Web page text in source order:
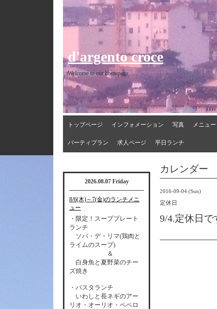
d'argento croce
Welcome to our homepage
トップページ インフォメーション 写真 メニュー
パーティプラン 求人ページ 平日ランチ
カレンダー
2016-09-04 (Sun)
定休日
9/4.定休日で
2026.08.07 Friday
8/6(木)～7(金)のランチメニ
ュー
・限定！スーププレート
ランチ
ソパ・デ・リマ(鶏肉と
ライムのスープ)
＆
白身魚と夏野菜のチー
ズ焼き
・パスタランチ
いわしと長ネギのアー
リオ・オーリオ・ペペロ